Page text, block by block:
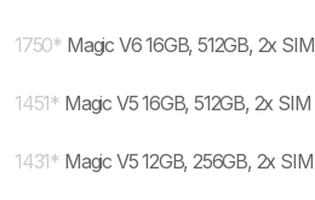
1750* Magic V6 16GB, 512GB, 2x SIM
1451* Magic V5 16GB, 512GB, 2x SIM
1431* Magic V5 12GB, 256GB, 2x SIM